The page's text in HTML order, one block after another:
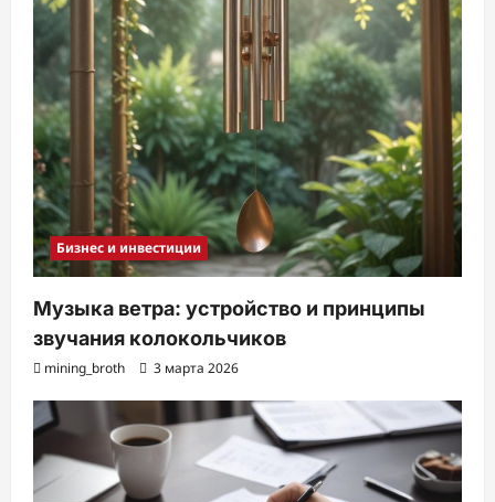
Бизнес и инвестиции
Музыка ветра: устройство и принципы
звучания колокольчиков
mining_broth 3 марта 2026